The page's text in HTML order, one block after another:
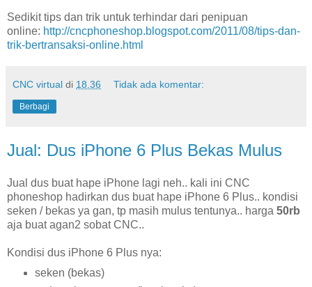
Sedikit tips dan trik untuk terhindar dari penipuan
online: http://cncphoneshop.blogspot.com/2011/08/tips-dan-
trik-bertransaksi-online.html
CNC virtual di 18.36 Tidak ada komentar:
Berbagi
Jual: Dus iPhone 6 Plus Bekas Mulus
Jual dus buat hape iPhone lagi neh.. kali ini CNC
phoneshop hadirkan dus buat hape iPhone 6 Plus.. kondisi
seken / bekas ya gan, tp masih mulus tentunya.. harga 50rb
aja buat agan2 sobat CNC..
Kondisi dus iPhone 6 Plus nya:
seken (bekas)